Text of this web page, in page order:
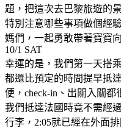
題，把這次去巴黎旅遊的
特別注意哪些事項做個經
媽們，一起勇敢帶著寶寶
10/1 SAT
幸運的是，我們第一天搭
都還比預定的時間提早抵
便，check-in、出關入關都
我們抵達法國時竟不需經過
行李，2:05就已經在外面